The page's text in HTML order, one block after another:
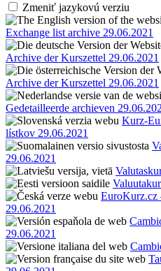
Zmeniť jazykovú verziu
Exchange list archive 29.06.2021
Archive der Kurszettel 29.06.2021
Archive der Kurszettel 29.06.2021
Gedetailleerde archieven
Kurz-
lístkov 29.06.2021
29.06.2021
EuroKurz.cz
29.06.2021
29.06.2021